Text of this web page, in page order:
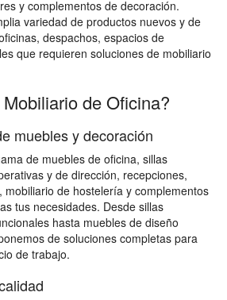
y complementos de decoración.
variedad de productos nuevos y de
despachos, espacios de
que requieren soluciones de mobiliario
de Oficina?
muebles y decoración
de muebles de oficina, sillas
y de dirección, recepciones,
mobiliario de hostelería y complementos
tus necesidades. Desde sillas
hasta muebles de diseño
de soluciones completas para
de trabajo.